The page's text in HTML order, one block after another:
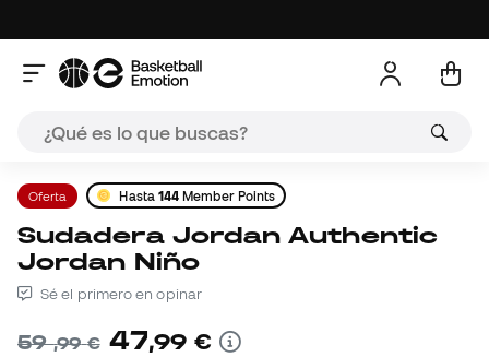
Oferta Hasta 144 Member Points
Sudadera Jordan Authentic
Jordan Niño
Sé el primero en opinar
59,99 € 47,99 €